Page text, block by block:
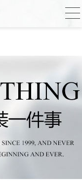
,麻豆成人在线
品麻豆